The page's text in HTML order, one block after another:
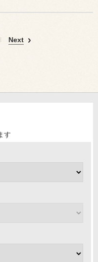
Next
す